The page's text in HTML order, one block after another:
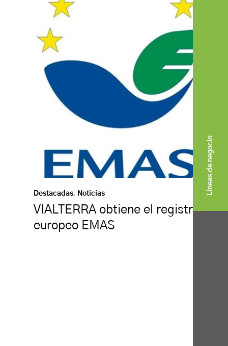
Líneas de negocio
Destacadas, Noticias
VIALTERRA obtiene el registro
europeo EMAS